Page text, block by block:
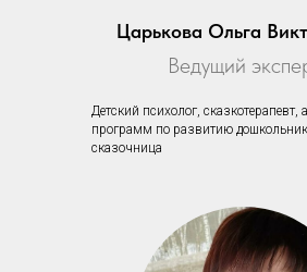
Царькова Ольга
Ведущий
Детский психолог, сказкотерапевт,
программ по развитию
сказочница